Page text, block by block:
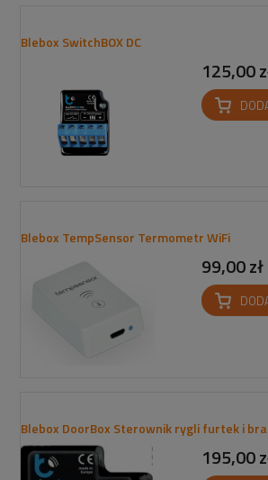
Blebox SwitchBOX DC
125,00
Blebox TempSensor Termometr WiFi
99,00 zł
Blebox DoorBox Sterownik rygli furtek i
195,00